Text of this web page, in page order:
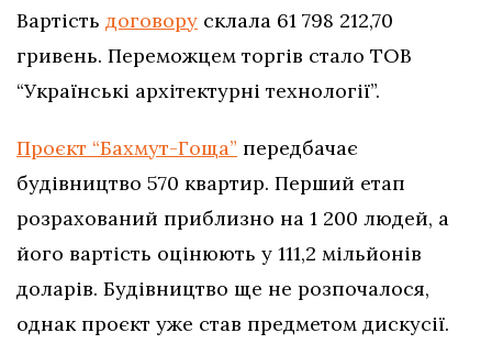
Вартість договору склала 61 798 212,70
гривень. Переможцем торгів стало ТОВ
“Українські архітектурні технології”.
Проєкт “Бахмут-Гоща” передбачає
будівництво 570 квартир. Перший етап
розрахований приблизно на 1 200 людей, а
його вартість оцінюють у 111,2 мільйонів
доларів. Будівництво ще не розпочалося,
однак проєкт уже став предметом дискусії.